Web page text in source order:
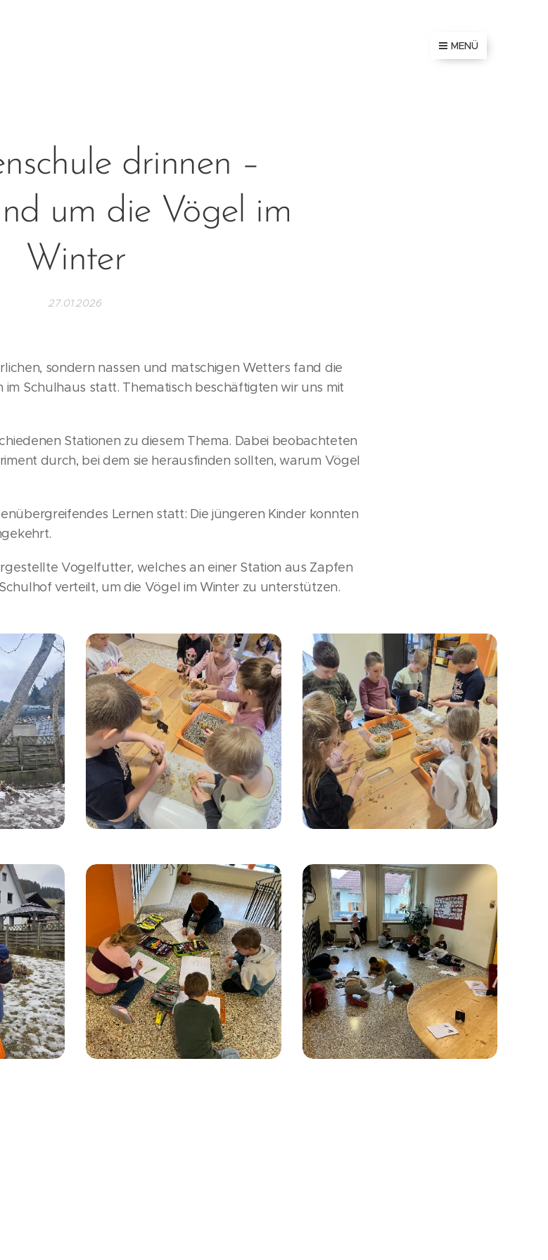
MENÜ
drinnen –
um die Vögel im
Winter
27.01.2026
sondern nassen und matschigen Wetters fand die
Schulhaus statt. Thematisch beschäftigten wir uns mit
Stationen zu diesem Thema. Dabei beobachteten
durch, bei dem sie herausfinden sollten, warum Vögel
Lernen statt: Die jüngeren Kinder konnten
Vogelfutter, welches an einer Station aus Zapfen
verteilt, um die Vögel im Winter zu unterstützen.